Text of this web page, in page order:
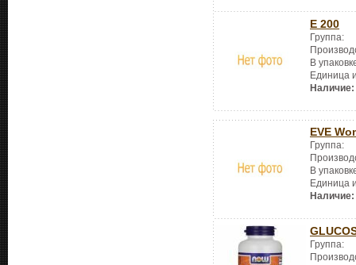
E 200
Группа:
В
Единица
Наличие:
EVE
Группа:
В
Единица
Наличие:
Группа: